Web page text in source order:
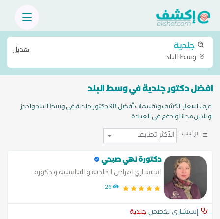
جلدية
وسط البلد
تعديل
افضل دكتور جلدية في وسط البلد
اعرف اسعار الكشف وتقييمات أفضل 98 دكتور جلدية في وسط البلد واحجز
اونلاين مجانا وادفع في العيادة
ترتيب:
دكتورة نهي صبحي
استشاري امراض الجلدية و التناسليه و ذكورة
26
إستشاري تخصص جلدية